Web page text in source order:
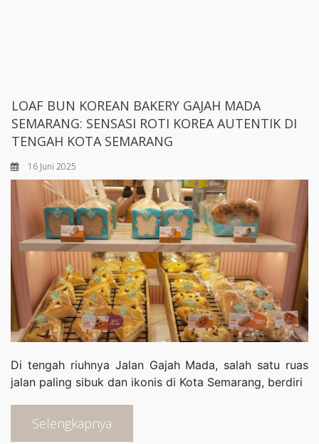
LOAF BUN KOREAN BAKERY GAJAH MADA
SEMARANG: SENSASI ROTI KOREA AUTENTIK DI
TENGAH KOTA SEMARANG
16 Juni 2025
Di tengah riuhnya Jalan Gajah Mada, salah satu ruas
jalan paling sibuk dan ikonis di Kota Semarang, berdiri
Selengkapnya